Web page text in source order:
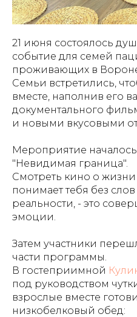
21 июня состоялось
событие для семей
проживающих в
Семьи встретились,
вместе, наполнив его
документального
и новыми вкусовыми
Мероприятие
"Невидимая граница".
Смотреть кино о жизни
понимает тебя без
реальности, - это
эмоции.
Затем участники
части программы.
В гостеприимной
под руководством
взрослые вместе
низкобелковый обед: